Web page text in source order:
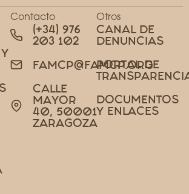
Contacto
(+34) 976
203 102
FAMCP@FAMCP.ORG
CALLE
MAYOR
40, 50001
ZARAGOZA
Otros
CANAL DE
DENUNCIAS
PORTAL DE
DOCUMENTOS
Y ENLACES